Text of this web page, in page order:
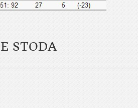
STODA